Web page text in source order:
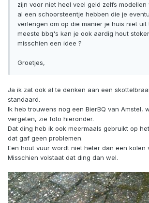
zijn voor niet heel veel geld zelfs modellen
al een schoorsteentje hebben die je
verlengen om op die manier je huis niet uit
meeste bbq's kan je ook aardig hout
misschien een idee ?
Groetjes,
Ja ik zat ook al te denken aan een
standaard.
Ik heb trouwens nog een BierBQ van Amstel,
vergeten, zie foto hieronder.
Dat ding heb ik ook meermaals gebruikt op
dat gaf geen problemen.
Een hout vuur wordt niet heter dan een kolen
Misschien volstaat dat ding dan wel.